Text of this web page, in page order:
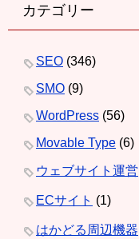
カテゴリー
SEO (346)
SMO (9)
WordPress (56)
Movable Type (6)
ウェブサイト運営
ECサイト (1)
はかどる周辺機器